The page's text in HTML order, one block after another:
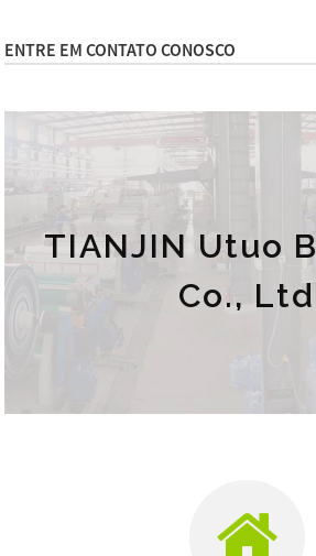
ENTRE EM CONTATO CONOSCO
TIANJIN Utuo
Co., Ltd